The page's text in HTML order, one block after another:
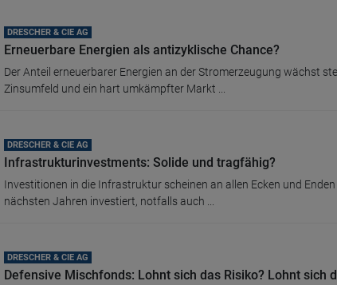
DRESCHER & CIE AG
Erneuerbare Energien als antizyklische Chance?
Der Anteil erneuerbarer Energien an der Stromerzeugung wächst
Zinsumfeld und ein hart umkämpfter Markt ...
DRESCHER & CIE AG
Infrastrukturinvestments: Solide und tragfähig?
Investitionen in die Infrastruktur scheinen an allen Ecken und
nächsten Jahren investiert, notfalls auch ...
DRESCHER & CIE AG
Defensive Mischfonds: Lohnt sich das Risiko? Lohnt sich